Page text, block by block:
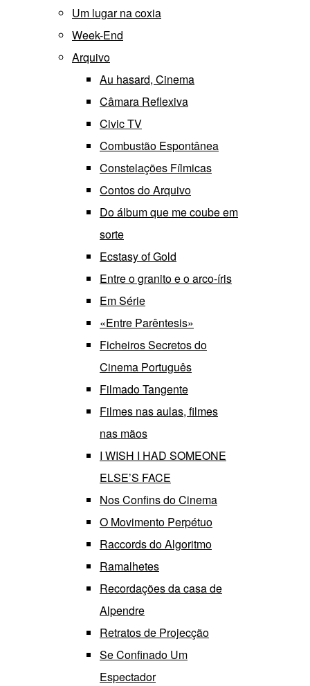
Um lugar na coxia
Week-End
Arquivo
Au hasard, Cinema
Câmara Reflexiva
Civic TV
Combustão Espontânea
Constelações Fílmicas
Contos do Arquivo
Do álbum que me coube em
sorte
Ecstasy of Gold
Entre o granito e o arco-íris
Em Série
«Entre Parêntesis»
Ficheiros Secretos do
Cinema Português
Filmado Tangente
Filmes nas aulas, filmes
nas mãos
I WISH I HAD SOMEONE
ELSE’S FACE
Nos Confins do Cinema
O Movimento Perpétuo
Raccords do Algoritmo
Ramalhetes
Recordações da casa de
Alpendre
Retratos de Projecção
Se Confinado Um
Espectador